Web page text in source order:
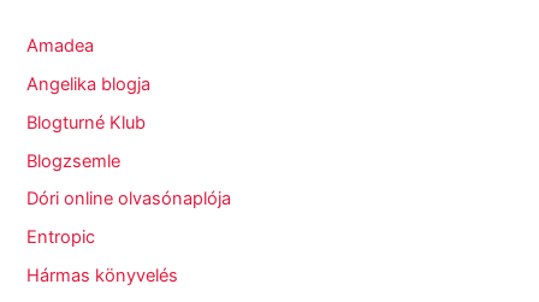
Amadea
Angelika blogja
Blogturné Klub
Blogzsemle
Dóri online olvasónaplója
Entropic
Hármas könyvelés